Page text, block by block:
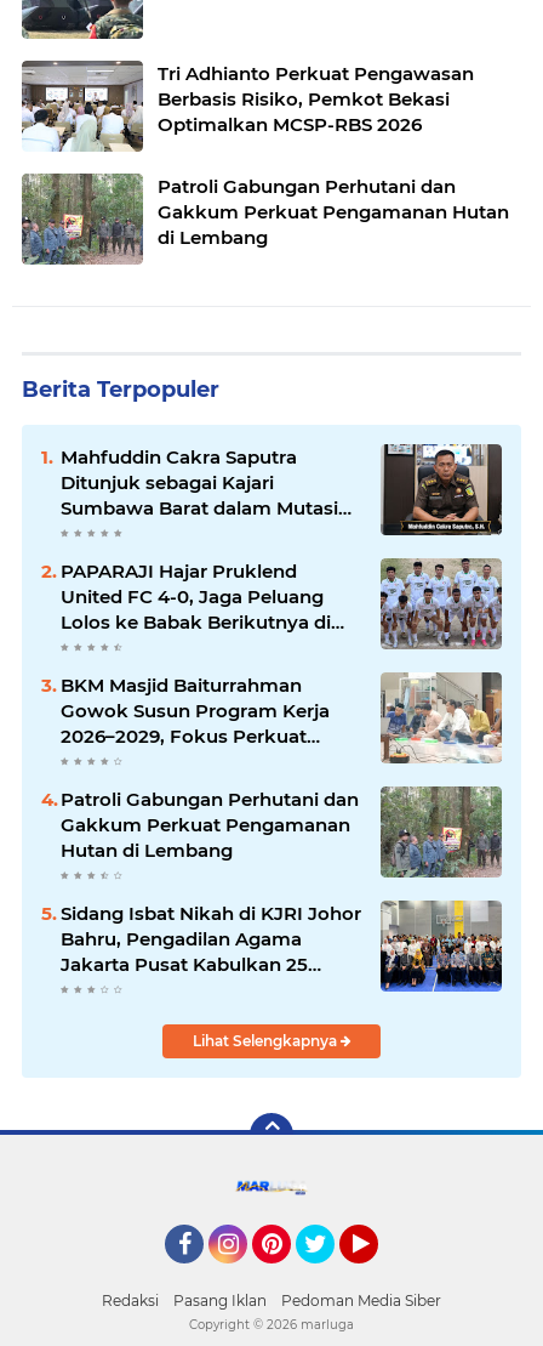
Tri Adhianto Perkuat Pengawasan
Berbasis Risiko, Pemkot Bekasi
Optimalkan MCSP-RBS 2026
Patroli Gabungan Perhutani dan
Gakkum Perkuat Pengamanan Hutan
di Lembang
Berita Terpopuler
Mahfuddin Cakra Saputra
Ditunjuk sebagai Kajari
Sumbawa Barat dalam Mutasi
Kejaksaan Agung
PAPARAJI Hajar Pruklend
United FC 4-0, Jaga Peluang
Lolos ke Babak Berikutnya di
Turnamen 165 Cup HKBP
BKM Masjid Baiturrahman
Gowok Susun Program Kerja
2026–2029, Fokus Perkuat
Dakwah dan Pelayanan Umat
Patroli Gabungan Perhutani dan
Gakkum Perkuat Pengamanan
Hutan di Lembang
Sidang Isbat Nikah di KJRI Johor
Bahru, Pengadilan Agama
Jakarta Pusat Kabulkan 25
Permohonan
Lihat Selengkapnya
Redaksi Pasang Iklan Pedoman Media Siber
Copyright © 2026 marluga